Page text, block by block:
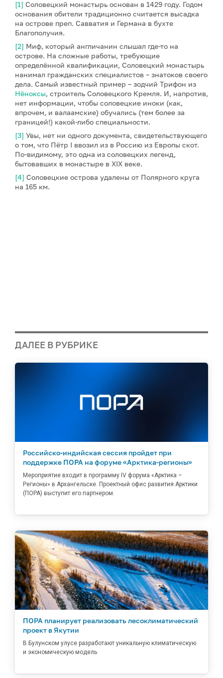
[1] Соловецкий монастырь основан в 1429 году. Годом
основания обители традиционно считается высадка
на острове преп. Савватия и Германа в бухте
Благополучия.
[2] Миф, который англичанин слышал где-то на
острове. На сложные работы, требующие
определённой квалификации, Соловецкий монастырь
нанимал гражданских специалистов – знатоков своего
дела. Самый известный пример – зодчий Трифон из
Нёноксы, строитель Соловецкого Кремля. И, напротив,
нет информации, чтобы соловецкие иноки (как,
впрочем, и валаамские) обучались (тем более за
границей!) какой-либо специальности.
[3] Увы, нет ни одного документа, свидетельствующего
о том, что Пётр I ввозил из в Россию из Европы скот.
По-видимому, это одна из соловецких легенд,
бытовавших в монастыре в XIX веке.
[4] Соловецкие острова удалены от Полярного круга
на 165 км.
ДАЛЕЕ В РУБРИКЕ
Российско-индийская сессия пройдет при
поддержке ПОРА на форуме «Арктика-регионы»
Мероприятие входит в программу IV форума «Арктика –
Регионы» в Архангельске. Проектный офис развития Арктики
(ПОРА) выступит его партнером.
ПОРА планирует реализовать лесоклиматический
проект в Якутии
В Булунском улусе разработают уникальную климатическую
и экономическую модель